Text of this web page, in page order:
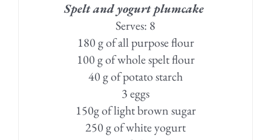
Spelt and yogurt plumcake
Serves: 8
180 g of all purpose flour
100 g of whole spelt flour
40 g of potato starch
3 eggs
150g of light brown sugar
250 g of white yogurt